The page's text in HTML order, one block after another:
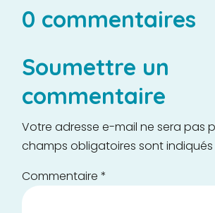
0 commentaires
Soumettre un
commentaire
Votre adresse e-mail ne sera pas
champs obligatoires sont
Commentaire*